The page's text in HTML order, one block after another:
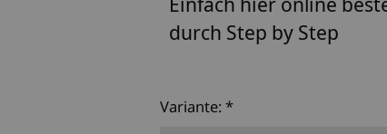
durch Step by Step
Variante:*